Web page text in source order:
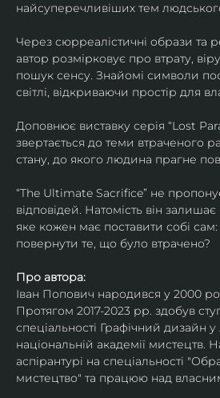
найсуперечливіших тем
Через сюрреалістичні образи та
автор розмірковує про втрату,
пошук сенсу. Знайомі символи
світлі, відкриваючи простір для
Доповнює виставку серія “Lost
звертається до теми втраченого
стану, до якого людина прагне
“The Ultimate Sacrifice” не
відповідей. Натомість він
яке кожен має поставити собі
повернути те, що було втрачено?
Про автора:
Іван Попович народився у 2000
Протягом 2017-2023 рр. здобув
спеціальності Графічний дизайн у
національній академії мистецтв.
аспірантурі на спеціальності
мистецтво" та працюю над